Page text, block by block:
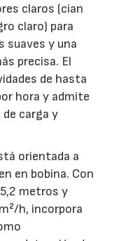
claros (cian
claro) para
suaves y una
precisa. El
de hasta
hora y admite
carga y
orientada a
en bobina. Con
metros y
h, incorpora